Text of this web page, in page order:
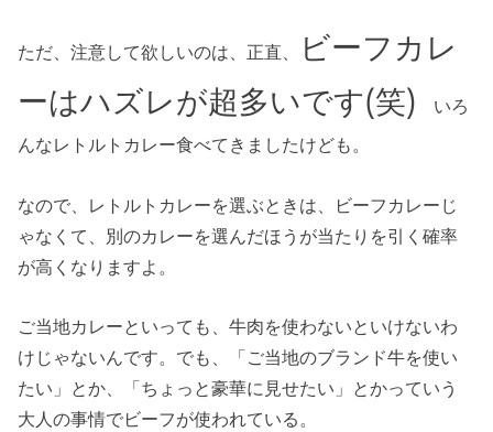
ただ、注意して欲しいのは、正直、
ビーフカレ
ーはハズレが超多いです(笑) いろ
んなレトルトカレー食べてきましたけども。
なので、レトルトカレーを選ぶときは、ビーフカレーじ
ゃなくて、別のカレーを選んだほうが当たりを引く確率
が高くなりますよ。
ご当地カレーといっても、牛肉を使わないといけないわ
けじゃないんです。でも、「ご当地のブランド牛を使い
たい」とか、「ちょっと豪華に見せたい」とかっていう
大人の事情でビーフが使われている。